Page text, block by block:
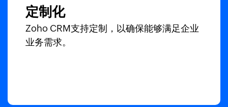
定制化
Zoho CRM支持定制，以确保能够满足企业
业务需求。